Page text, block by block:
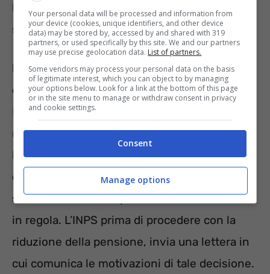
beneficiari che percepiscono l’assegno
sociale o alcuni trattamenti per disabili.
I pensionati che non adempimento a tale
obbligo, si vedranno ridotta la pensione.
Pertanto, coloro che non hanno inviato il
modello RED per i redditi dell’anno 2021,
l’INPS trattiene il5% dell’importo pensione
dal mese dli luglio, e poi anche per i
successivifinché il pensionato non si mette
in regola. L’INPS prima di procedere con la
riduzione della pensione, invia una lettera in
cui comunica le motivazioni di tale decisione.
Your personal data will be processed and information from
your device (cookies, unique identifiers, and other device
data) may be stored by, accessed by and shared with 319
partners, or used specifically by this site. We and our partners
may use precise geolocation data. List of partners.
Some vendors may process your personal data on the basis
of legitimate interest, which you can object to by managing
your options below. Look for a link at the bottom of this page
or in the site menu to manage or withdraw consent in privacy
and cookie settings.
Consent
Manage options